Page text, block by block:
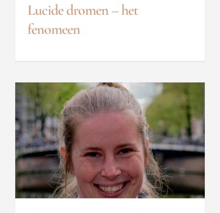
Lucide dromen – het
fenomeen